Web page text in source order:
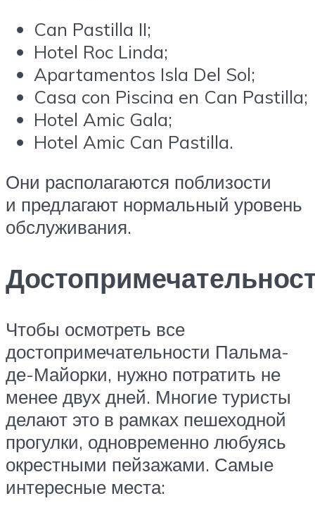
Can Pastilla II;
Hotel Roc Linda;
Apartamentos Isla Del Sol;
Casa con Piscina en Can Pastilla;
Hotel Amic Gala;
Hotel Amic Can Pastilla.
Они располагаются поблизости
и предлагают нормальный уровень
обслуживания.
Чтобы осмотреть все
достопримечательности Пальма-
де-Майорки, нужно потратить не
менее двух дней. Многие туристы
делают это в рамках пешеходной
прогулки, одновременно любуясь
окрестными пейзажами. Самые
интересные места: